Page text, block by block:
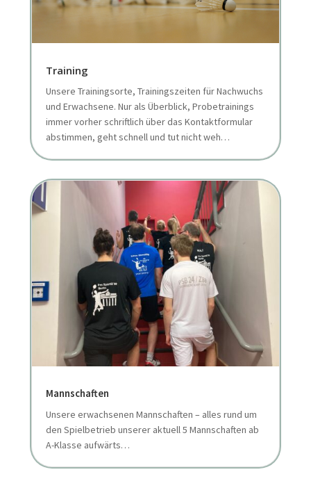
Training
Unsere Trainingsorte, Trainingszeiten für Nachwuchs
und Erwachsene. Nur als Überblick, Probetrainings
immer vorher schriftlich über das Kontaktformular
abstimmen, geht schnell und tut nicht weh…
Mannschaften
Unsere erwachsenen Mannschaften – alles rund um
den Spielbetrieb unserer aktuell 5 Mannschaften ab
A-Klasse aufwärts…